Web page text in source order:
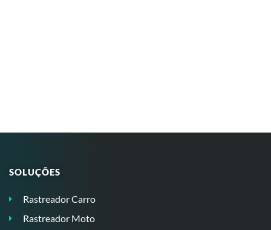
SOLUÇÕES
Rastreador Carro
Rastreador Moto